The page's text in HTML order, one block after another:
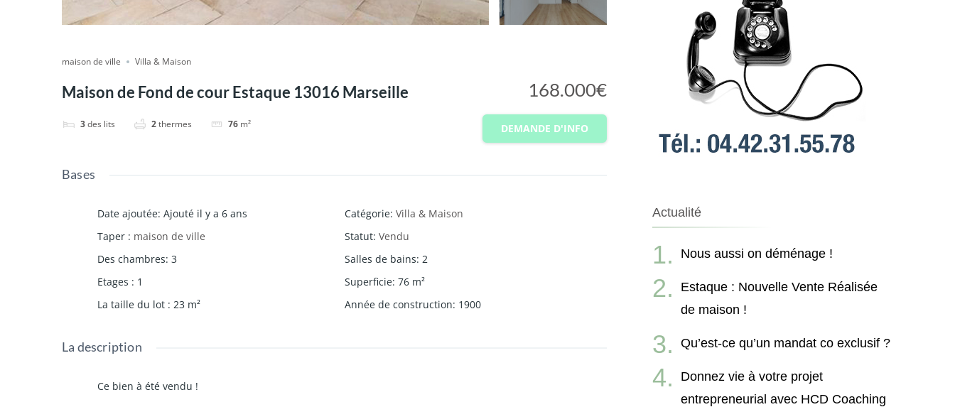
maison de ville Villa & Maison
Maison de Fond de cour Estaque 13016 Marseille
3des lits 2thermes 76 m²
168.000€
DEMANDE D'INFO
Bases
Date ajoutée: Ajouté il y a 6 ans Catégorie: Villa & Maison
Taper : maison de ville Statut: Vendu
Des chambres: 3 Salles de bains: 2
Etages : 1 Superficie: 76 m²
La taille du lot : 23 m² Année de construction: 1900
La description
Ce bien à été vendu !
Actualité
Nous aussi on déménage !
Estaque : Nouvelle Vente Réalisée
de maison !
Qu’est-ce qu’un mandat co exclusif ?
Donnez vie à votre projet
entrepreneurial avec HCD Coaching